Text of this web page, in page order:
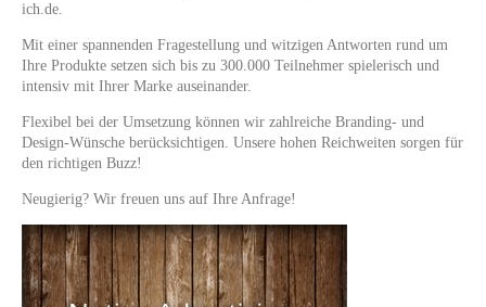
ich.de.
Mit einer spannenden Fragestellung und witzigen Antworten rund um
Ihre Produkte setzen sich bis zu 300.000 Teilnehmer spielerisch und
intensiv mit Ihrer Marke auseinander.
Flexibel bei der Umsetzung können wir zahlreiche Branding- und
Design-Wünsche berücksichtigen. Unsere hohen Reichweiten sorgen für
den richtigen Buzz!
Neugierig? Wir freuen uns auf Ihre Anfrage!